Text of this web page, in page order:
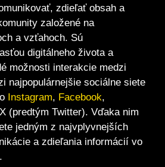
zdieľať obsah a
založené na
a vzťahoch. Sú
digitálneho života a
možnosti interakcie medzi
najpopulárnejšie sociálne siete
Instagram, Facebook,
(predtým Twitter). Vďaka nim
jedným z najvplyvnejších
a zdieľania informácií vo